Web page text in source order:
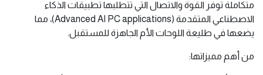
متكاملة توفر القوة والاتصال التي تتطلبها تطبيقات الذكاء
الاصطناعي المتقدمة (Advanced AI PC applications)، مما
يضعها في طليعة اللوحات الأم الجاهزة للمستقبل.
من أهم مميزاتها: